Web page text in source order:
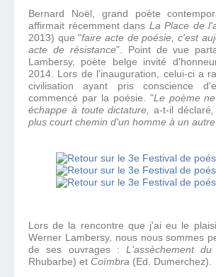
Bernard Noël, grand poète
affirmait récemment dans La Place de
2013) que "faire acte de poésie, c'est
acte de résistance". Point de vue
Lambersy, poète belge invité
2014. Lors de l'inauguration, celui-ci a
civilisation ayant pris conscience
commencé par la poésie. "Le poème
échappe à toute dictature,a-t-il déclaré,
plus court chemin d'un homme à un autre
Lors de la rencontre que j'ai eu le
Werner Lambersy, nous nous sommes
de ses ouvrages :L'assèchement du
Rhubarbe) et Coïmbra (Ed. Dumerchez).